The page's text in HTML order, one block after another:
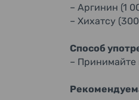
– Аргинин (1
– Хихатсу
Способ
– Принимайте